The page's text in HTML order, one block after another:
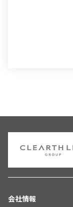
会社情報